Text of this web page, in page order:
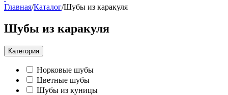
Главная/Каталог/Шубы из каракуля
Шубы из каракуля
Категория
Норковые шубы
Цветные шубы
Шубы из куницы